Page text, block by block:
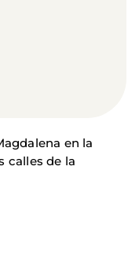
en la
calles de la